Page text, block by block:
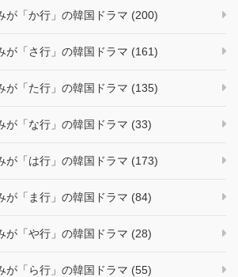
が「か行」の韓国ドラマ (200)
が「さ行」の韓国ドラマ (161)
が「た行」の韓国ドラマ (135)
が「な行」の韓国ドラマ (33)
が「は行」の韓国ドラマ (173)
が「ま行」の韓国ドラマ (84)
が「や行」の韓国ドラマ (28)
が「ら行」の韓国ドラマ (55)